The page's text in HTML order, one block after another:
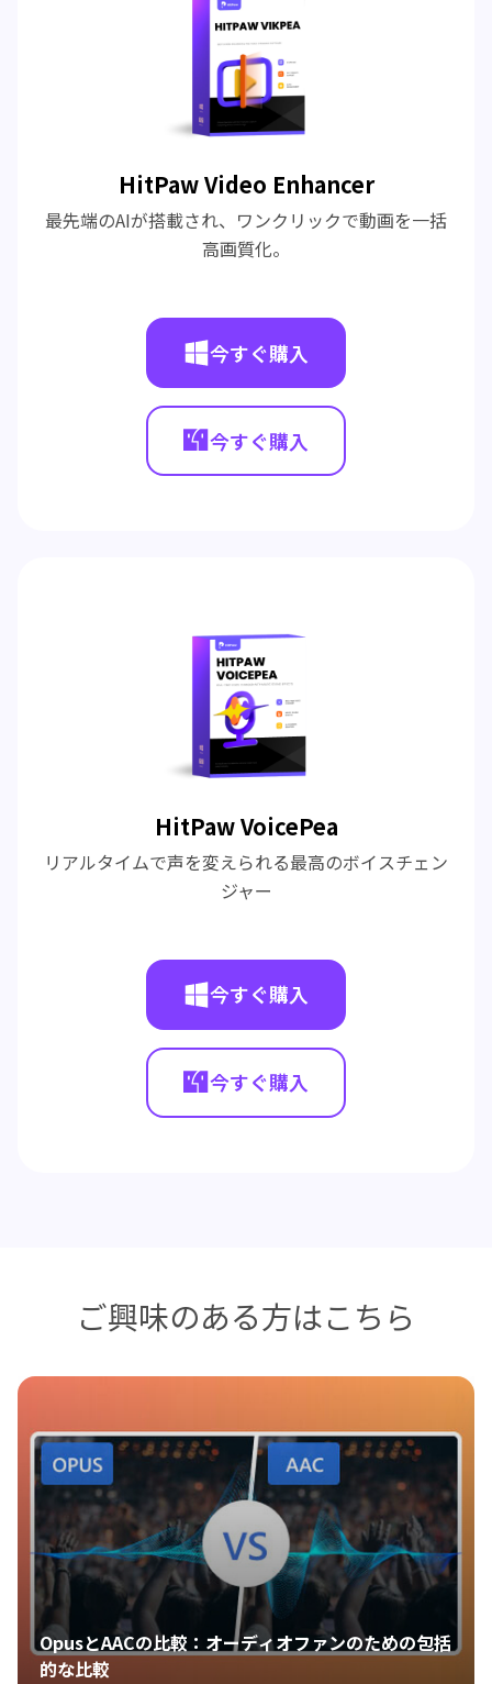
HitPaw Video Enhancer
最先端のAIが搭載され、ワンクリックで動画を一括
高画質化。
今すぐ購入
今すぐ購入
HitPaw VoicePea
リアルタイムで声を変えられる最高のボイスチェン
ジャー
今すぐ購入
今すぐ購入
ご興味のある方はこちら
OpusとAACの比較：オーディオファンのための包括
的な比較